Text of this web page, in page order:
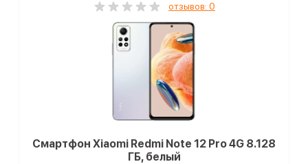
отзывов: 0
Смартфон Xiaomi Redmi Note 12 Pro 4G 8.128
ГБ, белый